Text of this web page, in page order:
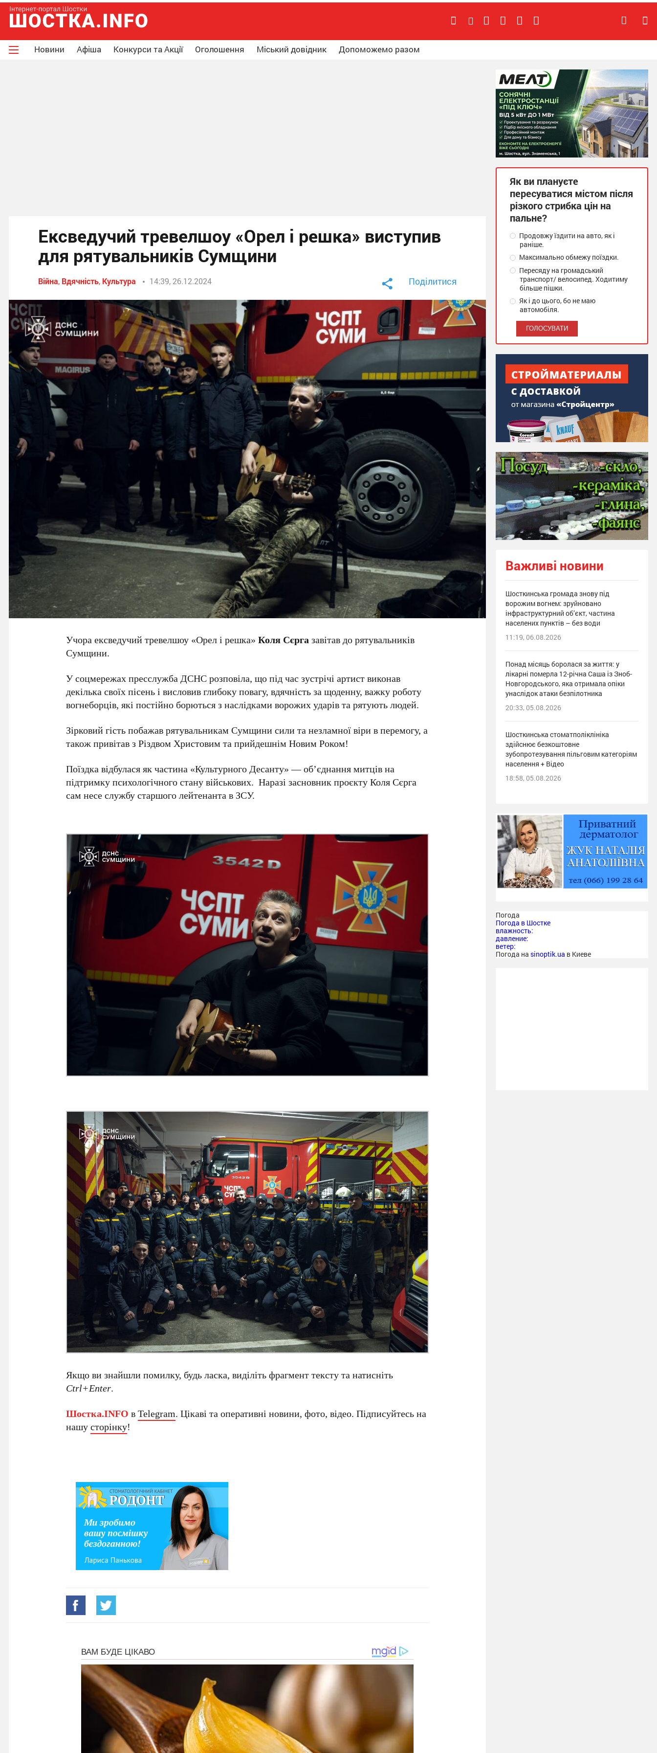
Новини Афіша Конкурси та Акції Оголошення Міський довідник Допоможемо разом
Ексведучий тревелшоу «Орел і решка» виступив
для рятувальників Сумщини
Війна, Вдячність, Культура 14:39, 26.12.2024 Поділитися
Учора ексведучий тревелшоу «Орел і решка»Коля Сєргазавітав до рятувальників
Сумщини.
У соцмережах пресслужба ДСНС розповіла, що під час зустрічі артист виконав
декілька своїх пісень і висловив глибоку повагу, вдячність за щоденну, важку роботу
вогнеборців, які постійно борються з наслідками ворожих ударів та рятують людей.
Зірковий гість побажав рятувальникам Сумщини сили та незламної віри в перемогу, а
також привітав з Різдвом Христовим та прийдешнім Новим Роком!
Поїздка відбулася як частина «Культурного Десанту» — об’єднання митців на
підтримку психологічного стану військових. Наразі засновник проєкту Коля Сєрга
сам несе службу старшого лейтенанта в ЗСУ.
Якщо ви знайшли помилку, будь ласка, виділіть фрагмент тексту та натисніть
Ctrl+Enter.
Шостка.INFO вTelegram. Цікаві та оперативні новини, фото, відео. Підписуйтесь на
нашусторінку!
Як ви плануєте
пересуватися містом після
різкого стрибка цін на
пальне?
Продовжу їздити на авто, як і
раніше.
Максимально обмежу поїздки.
Пересяду на громадський
транспорт/ велосипед. Ходитиму
більше пішки.
Як і до цього, бо не маю
автомобіля.
Важливі новини
Шосткинська громада знову під
ворожим вогнем: зруйновано
інфраструктурний об’єкт, частина
населених пунктів – без води
11:19, 06.08.2026
Понад місяць боролася за життя: у
лікарні померла 12-річна Саша із Зноб-
Новгородського, яка отримала опіки
унаслідок атаки безпілотника
20:33, 05.08.2026
Шосткинська стоматполіклініка
здійснює безкоштовне
зубопротезування пільговим категоріям
населення + Відео
18:58, 05.08.2026
Погода
Погода в Шостке
влажность:
давление:
ветер:
Погода на sinoptik.ua в Киеве